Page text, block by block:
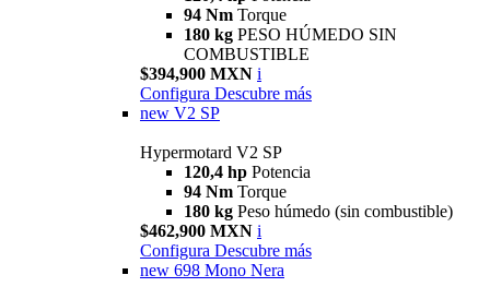
94 Nm Torque
180 kg PESO HÚMEDO SIN
COMBUSTIBLE
$394,900 MXN i
Configura Descubre más
new V2 SP
Hypermotard V2 SP
120,4 hp Potencia
94 Nm Torque
180 kg Peso húmedo (sin combustible)
$462,900 MXN i
Configura Descubre más
new 698 Mono Nera